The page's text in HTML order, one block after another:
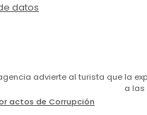
datos
advierte al turista que
a las
actos de Corrupción